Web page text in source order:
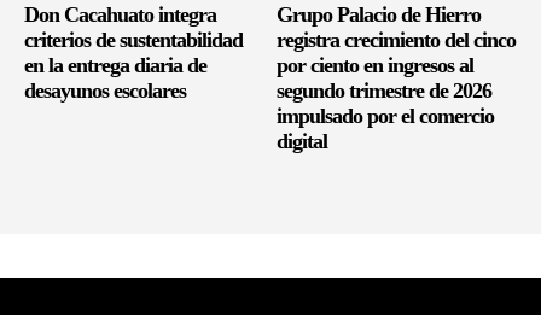
Don Cacahuato integra
criterios de sustentabilidad
en la entrega diaria de
desayunos escolares
Grupo Palacio de Hierro
registra crecimiento del cinco
por ciento en ingresos al
segundo trimestre de 2026
impulsado por el comercio
digital